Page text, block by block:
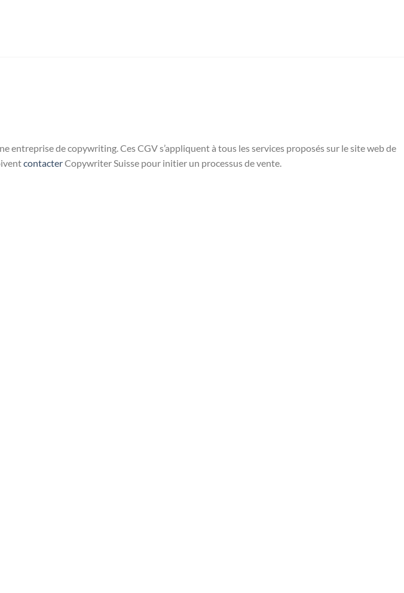
entreprise de copywriting. Ces CGV s’appliquent à tous les services proposés sur le site web de
contacterCopywriter Suisse pour initier un processus de vente.